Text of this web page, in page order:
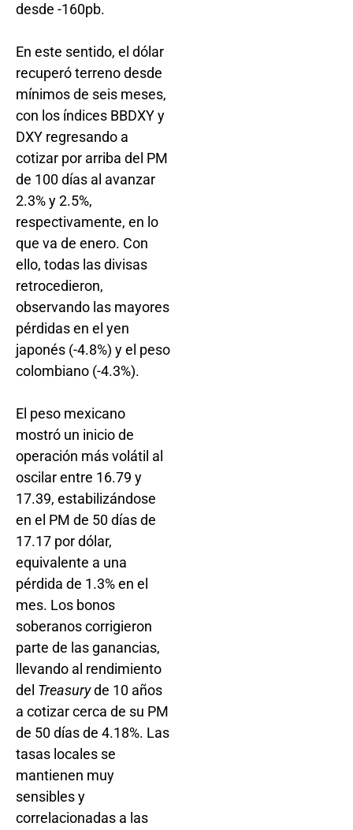
desde -160pb.
En este sentido, el dólar
recuperó terreno desde
mínimos de seis meses,
con los índices BBDXY y
DXY regresando a
cotizar por arriba del PM
de 100 días al avanzar
2.3% y 2.5%,
respectivamente, en lo
que va de enero. Con
ello, todas las divisas
retrocedieron,
observando las mayores
pérdidas en el yen
japonés (-4.8%) y el peso
colombiano (-4.3%).
El peso mexicano
mostró un inicio de
operación más volátil al
oscilar entre 16.79 y
17.39, estabilizándose
en el PM de 50 días de
17.17 por dólar,
equivalente a una
pérdida de 1.3% en el
mes. Los bonos
soberanos corrigieron
parte de las ganancias,
llevando al rendimiento
del Treasuryde 10 años
a cotizar cerca de su PM
de 50 días de 4.18%. Las
tasas locales se
mantienen muy
sensibles y
correlacionadas a las